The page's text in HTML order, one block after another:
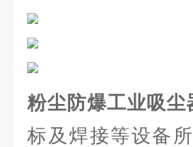
粉尘防爆工业吸尘
标及焊接等设备